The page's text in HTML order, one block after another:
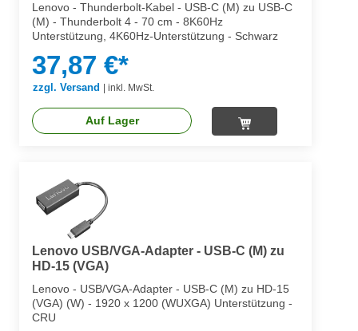
Lenovo - Thunderbolt-Kabel - USB-C (M) zu USB-C
(M) - Thunderbolt 4 - 70 cm - 8K60Hz
Unterstützung, 4K60Hz-Unterstützung - Schwarz
37,87 €*
zzgl. Versand inkl. MwSt.
Auf Lager
Lenovo USB/VGA-Adapter - USB-C (M) zu
HD-15 (VGA)
Lenovo - USB/VGA-Adapter - USB-C (M) zu HD-15
(VGA) (W) - 1920 x 1200 (WUXGA) Unterstützung -
CRU